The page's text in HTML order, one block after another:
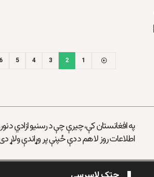
1
2
3
4
5
6
په افغانستان کې، چیرې چې د رسنیو ازادي د
اطلاعات روز لا هم د دې ځپنې پر وړاندې ولاړ